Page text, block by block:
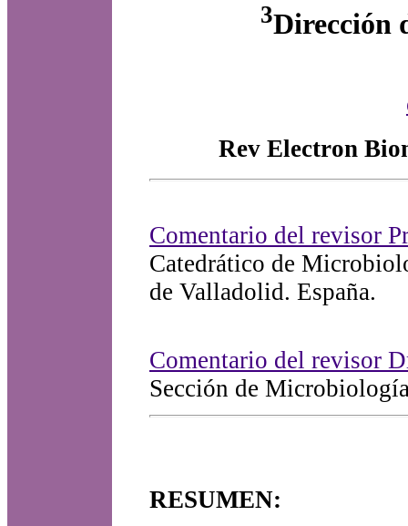
3Dirección
Rev Electron
Comentario del revisor
Catedrático de
de Valladolid. España.
Comentario del revisor
Sección de
RESUMEN: